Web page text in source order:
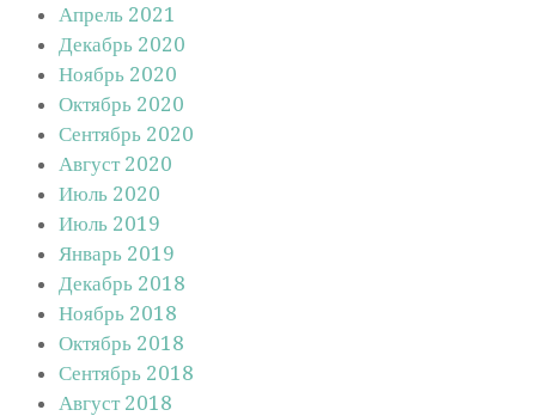
Апрель 2021
Декабрь 2020
Ноябрь 2020
Октябрь 2020
Сентябрь 2020
Август 2020
Июль 2020
Июль 2019
Январь 2019
Декабрь 2018
Ноябрь 2018
Октябрь 2018
Сентябрь 2018
Август 2018